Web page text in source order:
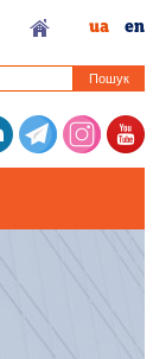
ua en
Пошук